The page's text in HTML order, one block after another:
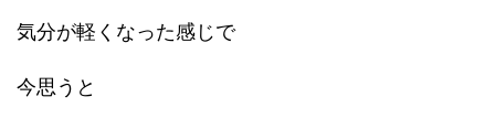
気分が軽くなった感じで
今思うと